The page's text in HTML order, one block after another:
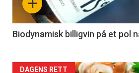
4
Biodynamisk billigvin på et pol
DAGENS RETT